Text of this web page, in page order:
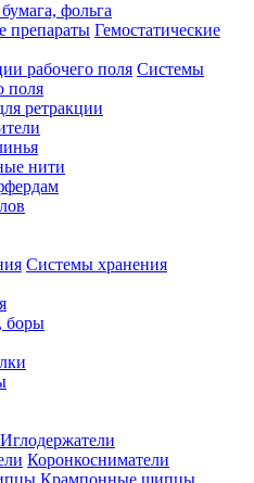
фольга
Гемостатические
Системы
поля
ретракции
нити
Системы хранения
боры
Иглодержатели
Коронкосниматели
Крампонные щипцы